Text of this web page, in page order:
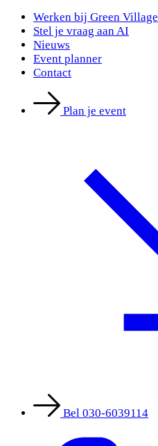
Werken bij Green Village
Stel je vraag aan AI
Nieuws
Event planner
Contact
Plan je event
Bel 030-6039114